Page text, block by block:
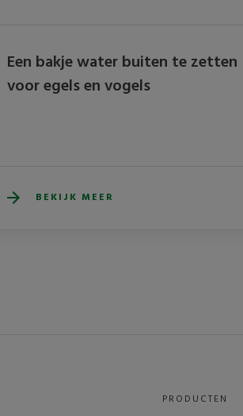
Een bakje water buiten te zetten
voor egels en vogels
BEKIJK MEER
PRODUCTEN